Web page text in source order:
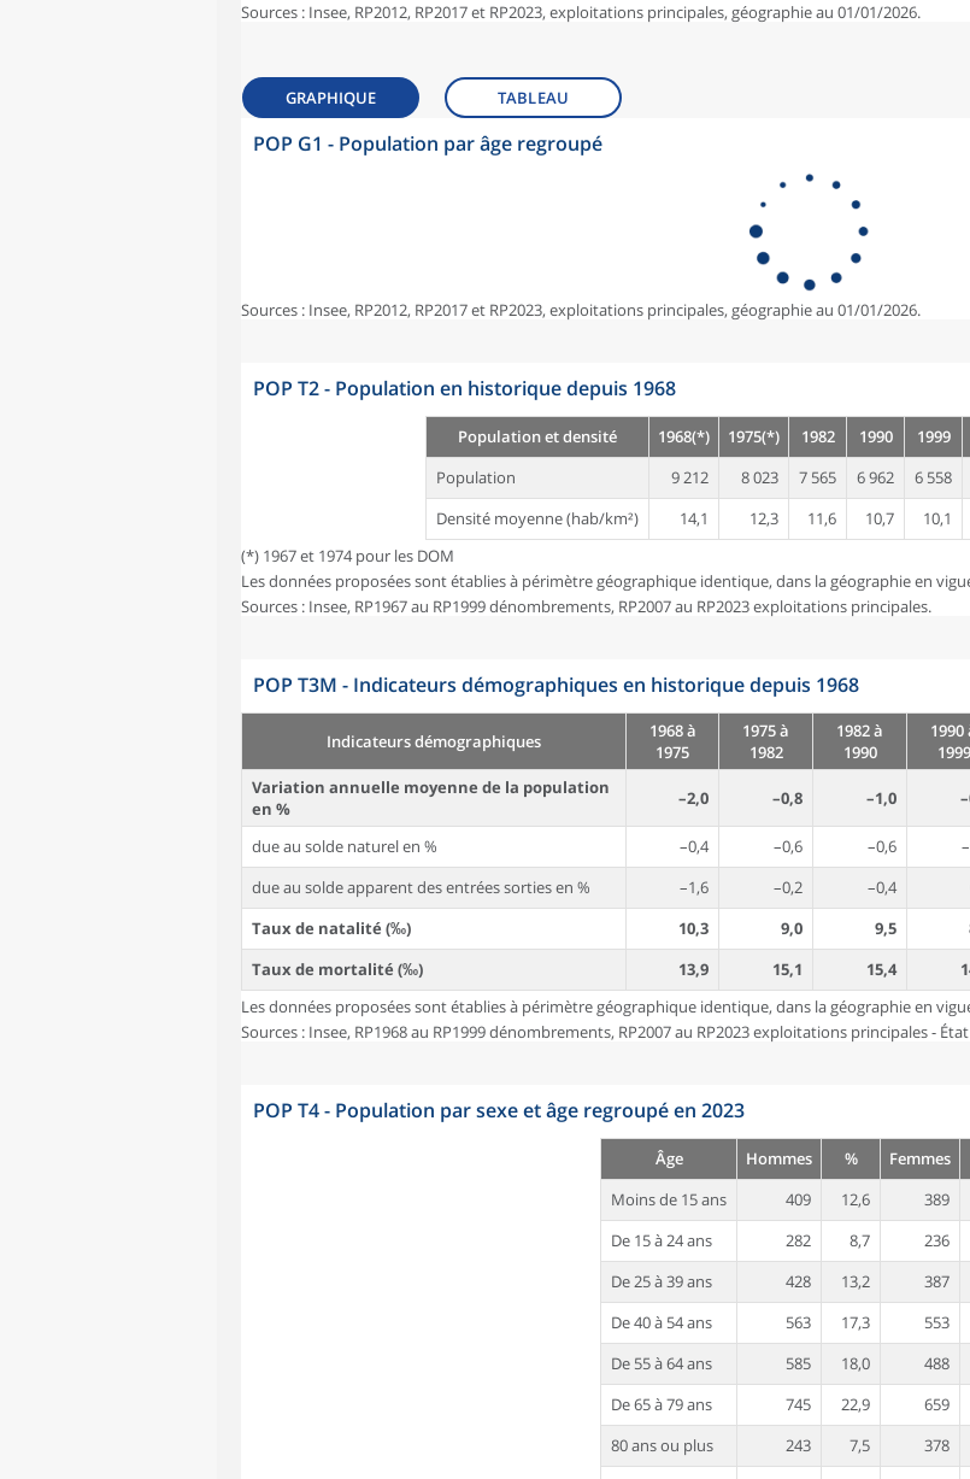
Sources : Insee, RP2012, RP2017 et RP2023, exploitations principales, géographie au 01/01/2026.
GRAPHIQUE TABLEAU
POP G1 - Population par âge regroupé
Sources : Insee, RP2012, RP2017 et RP2023, exploitations principales, géographie au 01/01/2026.
POP T2 - Population en historique depuis 1968
Population et densité 1968(*) 1975(*) 1982 1990 1999
Population
9 212 8 023 7 565 6 962 6 558
Densité moyenne (hab/km²)
14,1 12,3 11,6 10,7 10,1
(*) 1967 et 1974 pour les DOM
Les données proposées sont établies à périmètre géographique identique, dans la géographie en
Sources : Insee, RP1967 au RP1999 dénombrements, RP2007 au RP2023 exploitations principales.
POP T3M - Indicateurs démographiques en historique depuis 1968
Indicateurs démographiques
1968 à
1975
1975 à
1982
1982 à
1990
1990
1999
Variation annuelle moyenne de la population
en %
–2,0 –0,8 –1,0
due au solde naturel en % –0,4 –0,6 –0,6
due au solde apparent des entrées sorties en %
–1,6 –0,2 –0,4
Taux de natalité (‰)
10,3 9,0 9,5
Taux de mortalité (‰)
13,9 15,1 15,4
Les données proposées sont établies à périmètre géographique identique, dans la géographie en
Sources : Insee, RP1968 au RP1999 dénombrements, RP2007 au RP2023 exploitations principales -
POP T4 - Population par sexe et âge regroupé en 2023
Âge Hommes % Femmes
Moins de 15 ans
409 12,6 389
De 15 à 24 ans
282 8,7 236
De 25 à 39 ans
428 13,2 387
De 40 à 54 ans
563 17,3 553
De 55 à 64 ans
585 18,0 488
De 65 à 79 ans
745 22,9 659
80 ans ou plus
243 7,5 378